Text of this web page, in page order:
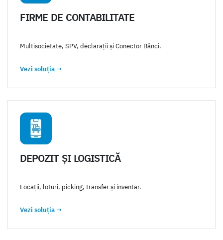
FIRME DE CONTABILITATE
Multisocietate, SPV, declarații și Conector Bănci.
Vezi soluția →
DEPOZIT ȘI LOGISTICĂ
Locații, loturi, picking, transfer și inventar.
Vezi soluția →